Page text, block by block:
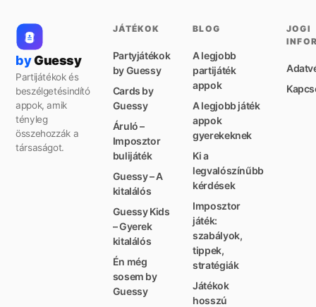
byGuessy
Partijátékok és
beszélgetésindító
appok, amik
tényleg
összehozzák a
társaságot.
JÁTÉKOK
Partyjátékok
by Guessy
Cards by
Guessy
Áruló –
Imposztor
bulijáték
Guessy – A
kitalálós
Guessy Kids
– Gyerek
kitalálós
Én még
sosem by
Guessy
BLOG
A legjobb
partijáték
appok
A legjobb játék
appok
gyerekeknek
Ki a
legvalószínűbb
kérdések
Imposztor
játék:
szabályok,
tippek,
stratégiák
Játékok
hosszú
JOGI